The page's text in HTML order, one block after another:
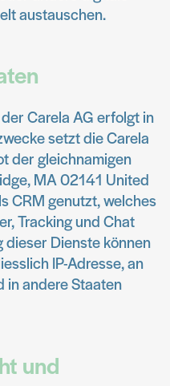
austauschen.
Carela AG erfolgt in
setzt die Carela
der gleichnamigen
MA 02141 United
CRM genutzt, welches
Tracking und Chat
Dienste können
IP-Adresse, an
in andere Staaten
und